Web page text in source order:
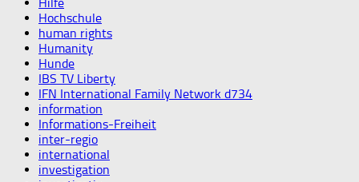
Hochschule
human rights
Humanity
Hunde
IBS TV Liberty
IFN International Family Network d734
information
Informations-Freiheit
inter-regio
international
investigation